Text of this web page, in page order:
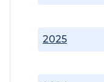
2025